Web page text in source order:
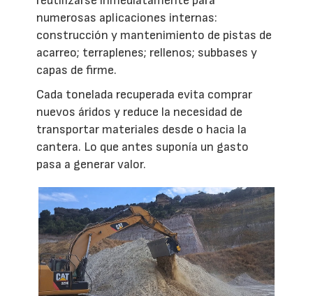
numerosas aplicaciones internas:
construcción y mantenimiento de pistas de
acarreo; terraplenes; rellenos; subbases y
capas de firme.
Cada tonelada recuperada evita comprar
nuevos áridos y reduce la necesidad de
transportar materiales desde o hacia la
cantera. Lo que antes suponía un gasto
pasa a generar valor.